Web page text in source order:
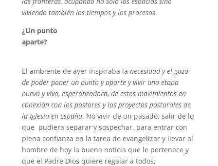
viviendo también los tiempos y los procesos.
¿Un punto
aparte?
El ambiente de ayer inspiraba la necesidad y el gozo
de poder poner un punto y aparte y vivir una etapa
nueva y viva, esperanzadora, de estos movimientos en
conexión con los pastores y los proyectos pastorales de
la Iglesia en España. No vivir de un pasado, salir de lo
que pudiera separar y sospechar, para entrar con
plena confianza en la tarea de evangelizar y llevar al
hombre de hoy la buena noticia que le pertenece y
que el Padre Dios quiere regalar a todos,